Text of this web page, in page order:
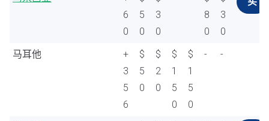
6
0
5
0
3
0
8
0
3
0
马耳他
+
3
5
6
$
5
0
$
2
0
$
1
5
0
$
1
5
0
- -